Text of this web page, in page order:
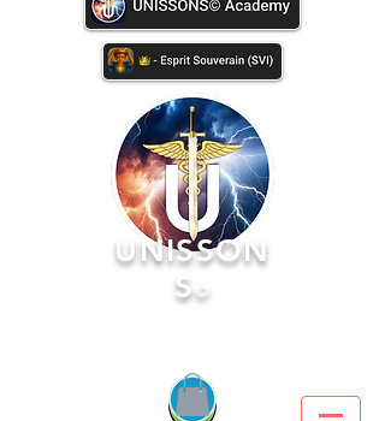
UNISSON
S©